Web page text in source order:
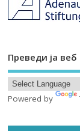
Преведи ја
Powered by